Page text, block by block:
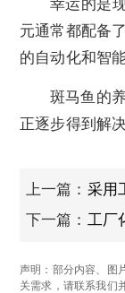
幸运的是
元通常都配备
的自动化和智
斑马鱼的
正逐步得到解
上一篇： 采用
下一篇： 工厂
声明：部分内容、图
关需求，请联系我们